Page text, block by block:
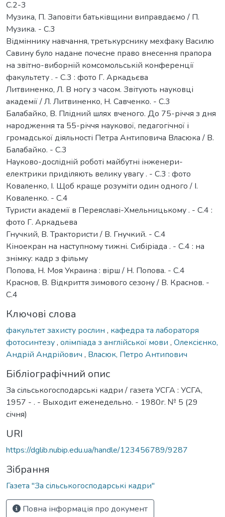
С.2-3
Музика, П. Заповіти батьківщини виправдаємо / П.
Музика. - С.3
Відміннику навчання, третькурснику мехфаку Василю
Савину було надане почесне право внесення прапора
на звітно-виборній комсомольській конференції
факультету . - С.3 : фото Г. Аркадьєва
Литвиненко, Л. В ногу з часом. Звітують науковці
академії / Л. Литвиненко, Н. Савченко. - С.3
Балабайко, В. Плідний шлях вченого. До 75-річчя з дня
народження та 55-річчя наукової, педагогічної і
громадської діяльності Петра Антиповича Власюка / В.
Балабайко. - С.3
Науково-дослідній роботі майбутні інженери-
електрики приділяють велику увагу . - С.3 : фото
Коваленко, І. Щоб краще розуміти один одного / І.
Коваленко. - С.4
Туристи академії в Переяславі-Хмельницькому . - С.4 :
фото Г. Аркадьева
Гнучкий, В. Трактористи / В. Гнучкий. - С.4
Кіноекран на наступному тижні. Сибіріада . - С.4 : на
знімку: кадр з фільму
Попова, Н. Моя Украина : вірш / Н. Попова. - С.4
Краснов, В. Відкриття зимового сезону / В. Краснов. -
С.4
Ключові слова
факультет захисту рослин , кафедрa та лабораторя
фотосинтезу, олімпіада з англійської мови , Олексієнко,
Андрій Андрійович , Власюк, Петро Антипович
Бібліографічний опис
За сільськогосподарські кадри / газета УСГА : УСГА,
1957 - . - Выходит еженедельно. - 1980г. № 5 (29
січня)
URI
https://dglib.nubip.edu.ua/handle/123456789/9287
Зібрання
Газета "За сільськогосподарські кадри"
Повна інформація про документ